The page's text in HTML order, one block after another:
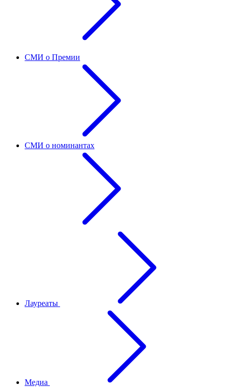
СМИ о Премии
СМИ о номинантах
Лауреаты
Медиа